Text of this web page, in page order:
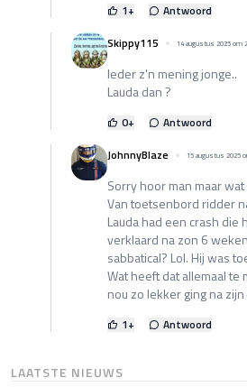
1+
Antwoord
Skippy115
14 augustus 2025 om
Ieder z'n mening jonge..
Lauda dan ?
0+
Antwoord
JohnnyBlaze
15 augustus 2025
Sorry hoor man maar
Van toetsenbord ridder
Lauda had een crash
verklaard na zon 6
sabbatical? Lol. Hij was
Wat heeft dat allemaal te
nou zo lekker ging na
1+ Antwoord
LAATSTE NIEUWS